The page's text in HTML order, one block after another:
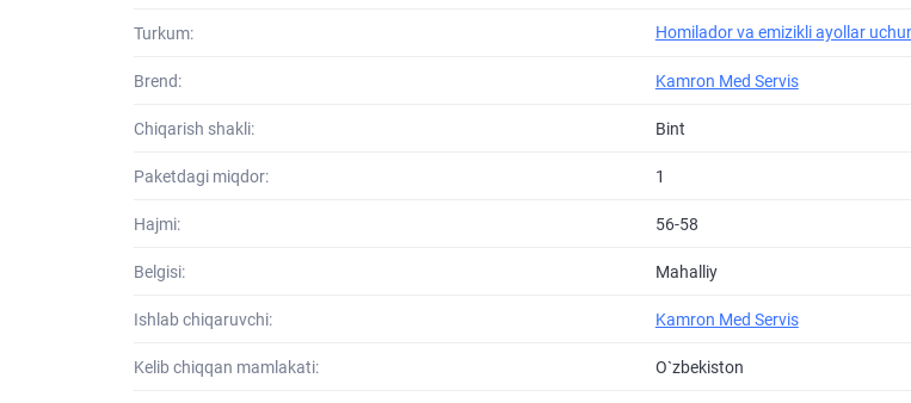
Turkum: Homilador va emizikli ayollar
Brend: Kamron Med Servis
Chiqarish shakli: Bint
Paketdagi miqdor: 1
Hajmi: 56-58
Belgisi: Mahalliy
Ishlab chiqaruvchi: Kamron Med Servis
Kelib chiqqan mamlakati: O`zbekiston